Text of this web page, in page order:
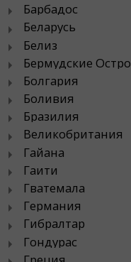
Барбадос
Беларусь
Белиз
Бермудские
Болгария
Боливия
Бразилия
Великобритания
Гайана
Гаити
Гватемала
Германия
Гибралтар
Гондурас